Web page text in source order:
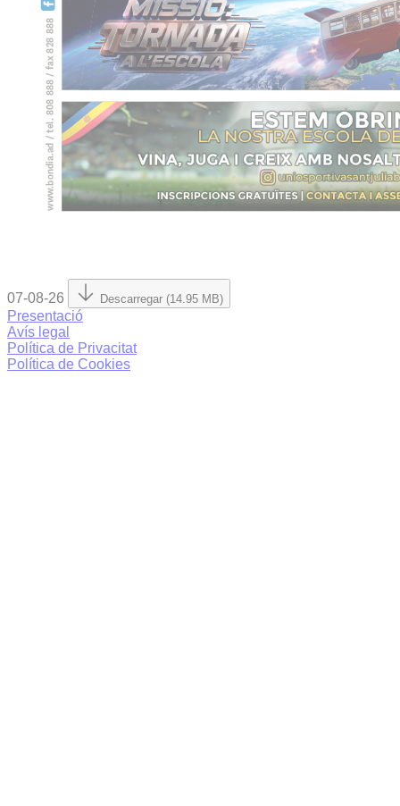
07-08-26 Descarregar (14.95 MB)
Presentació
Avís legal
Política de Privacitat
Política de Cookies